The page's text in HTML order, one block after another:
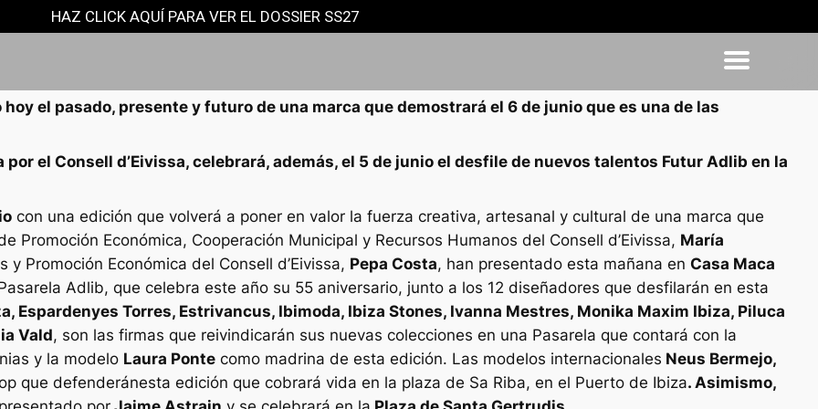
HAZ CLICK AQUÍ PARA VER EL DOSSIER SS27
el pasado, presente y futuro de una marca que demostrará el 6 de junio que es una de las
el Consell d’Eivissa, celebrará, además, el 5 de junio el desfile de nuevos talentos Futur Adlib en la
con una edición que volverá a poner en valor la fuerza creativa, artesanal y cultural de una marca que
Económica, Cooperación Municipal y Recursos Humanos del Consell d’Eivissa, María
Promoción Económica del Consell d’Eivissa, Pepa Costa, han presentado esta mañana en Casa Maca
Adlib, que celebra este año su 55 aniversario, junto a los 12 diseñadores que desfilarán en esta
Espardenyes Torres, Estrivancus, Ibimoda, Ibiza Stones, Ivanna Mestres, Monika Maxim Ibiza, Piluca
Vald, son las firmas que reivindicarán sus nuevas colecciones en una Pasarela que contará con la
y la modelo Laura Ponte como madrina de esta edición. Las modelos internacionales Neus Bermejo,
que defenderánesta edición que cobrará vida en la plaza de Sa Riba, en el Puerto de Ibiza. Asimismo,